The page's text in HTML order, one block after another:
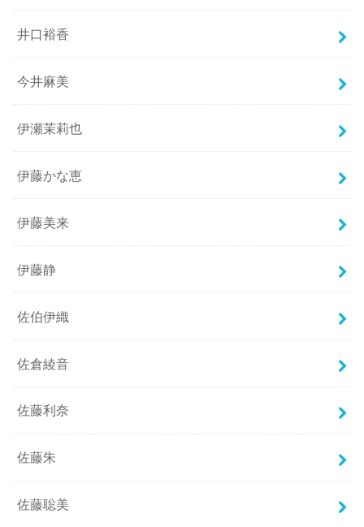
井口裕香
今井麻美
伊瀬茉莉也
伊藤かな恵
伊藤美来
伊藤静
佐伯伊織
佐倉綾音
佐藤利奈
佐藤朱
佐藤聡美